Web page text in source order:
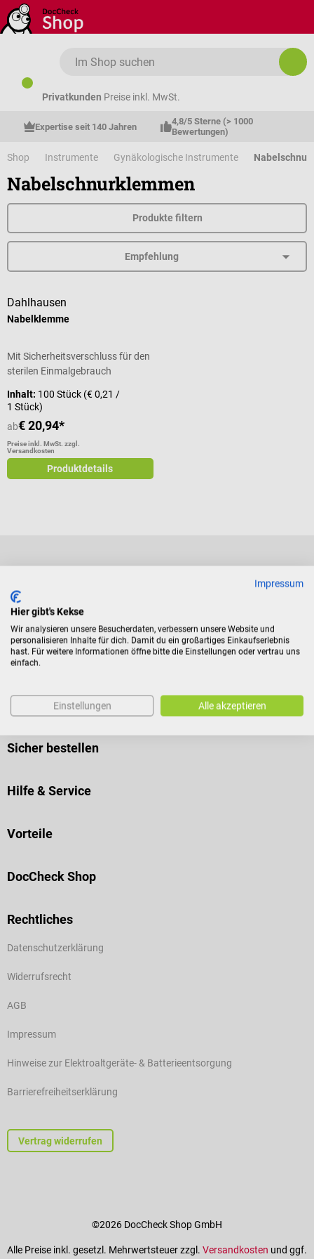
Zum Hauptinhalt springen
Privatkunden Preise inkl. MwSt.
Expertise seit 140 Jahren
4,8/5 Sterne (> 1000
Bewertungen)
Shop Instrumente Gynäkologische Instrumente
Nabelschnurklemmen
Produkte filtern
Dahlhausen
Nabelklemme
Mit Sicherheitsverschluss für den
sterilen Einmalgebrauch
Inhalt: 100 Stück (€ 0,21 /
1 Stück)
ab€ 20,94*
Preise inkl. MwSt. zzgl.
Versandkosten
Produktdetails
Sicher bestellen
Hilfe & Service
Vorteile
DocCheck Shop
Rechtliches
Datenschutzerklärung
Widerrufsrecht
AGB
Impressum
Hinweise zur Elektroaltgeräte- & Batterieentsorgung
Barrierefreiheitserklärung
Vertrag widerrufen
©2026 DocCheck Shop GmbH
Alle Preise inkl. gesetzl. Mehrwertsteuer zzgl. Versandkosten und ggf.
Impressum
Hier gibt's Kekse
Wir analysieren unsere Besucherdaten, verbessern unsere Website und
personalisieren Inhalte für dich. Damit du ein großartiges Einkaufserlebnis
hast. Für weitere Informationen öffne bitte die Einstellungen oder vertrau uns
einfach.
Einstellungen Alle akzeptieren